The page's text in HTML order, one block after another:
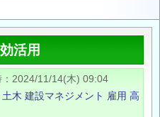
活用
2024/11/14(木) 09:04
土木 建設マネジメント 雇用 高